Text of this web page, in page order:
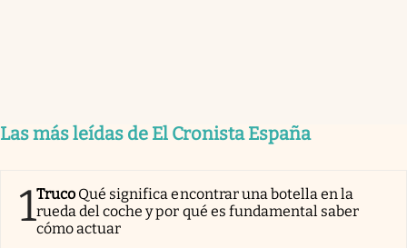
Las más leídas de El Cronista España
1Truco Qué significa encontrar una botella en la
rueda del coche y por qué es fundamental saber
cómo actuar